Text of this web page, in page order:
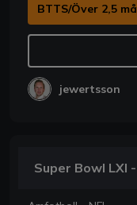
BTTS/Över 2,5
jewertsson
Super Bowl LXI